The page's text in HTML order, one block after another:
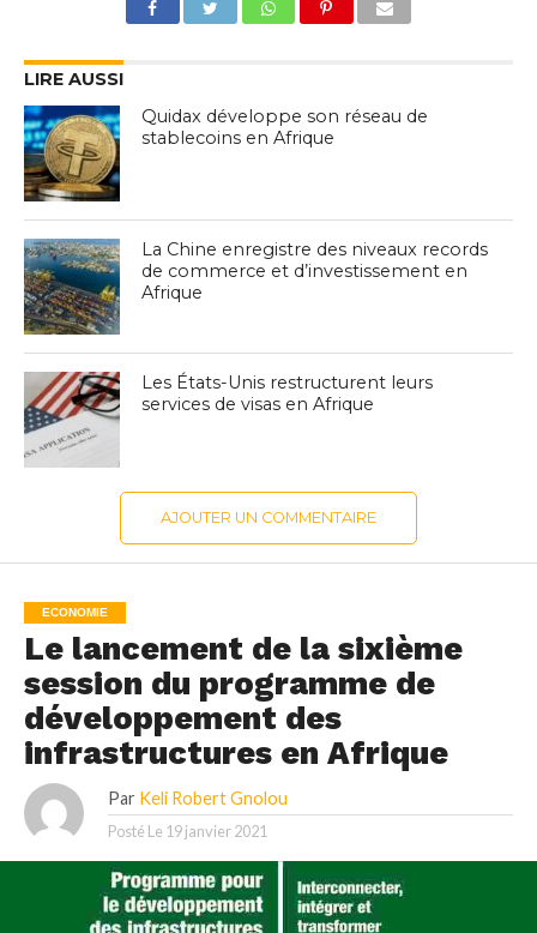
LIRE AUSSI
Quidax développe son réseau de
stablecoins en Afrique
La Chine enregistre des niveaux records
de commerce et d’investissement en
Afrique
Les États-Unis restructurent leurs
services de visas en Afrique
AJOUTER UN COMMENTAIRE
ECONOMIE
Le lancement de la sixième
session du programme de
développement des
infrastructures en Afrique
Par Keli Robert Gnolou
Posté Le 19 janvier 2021